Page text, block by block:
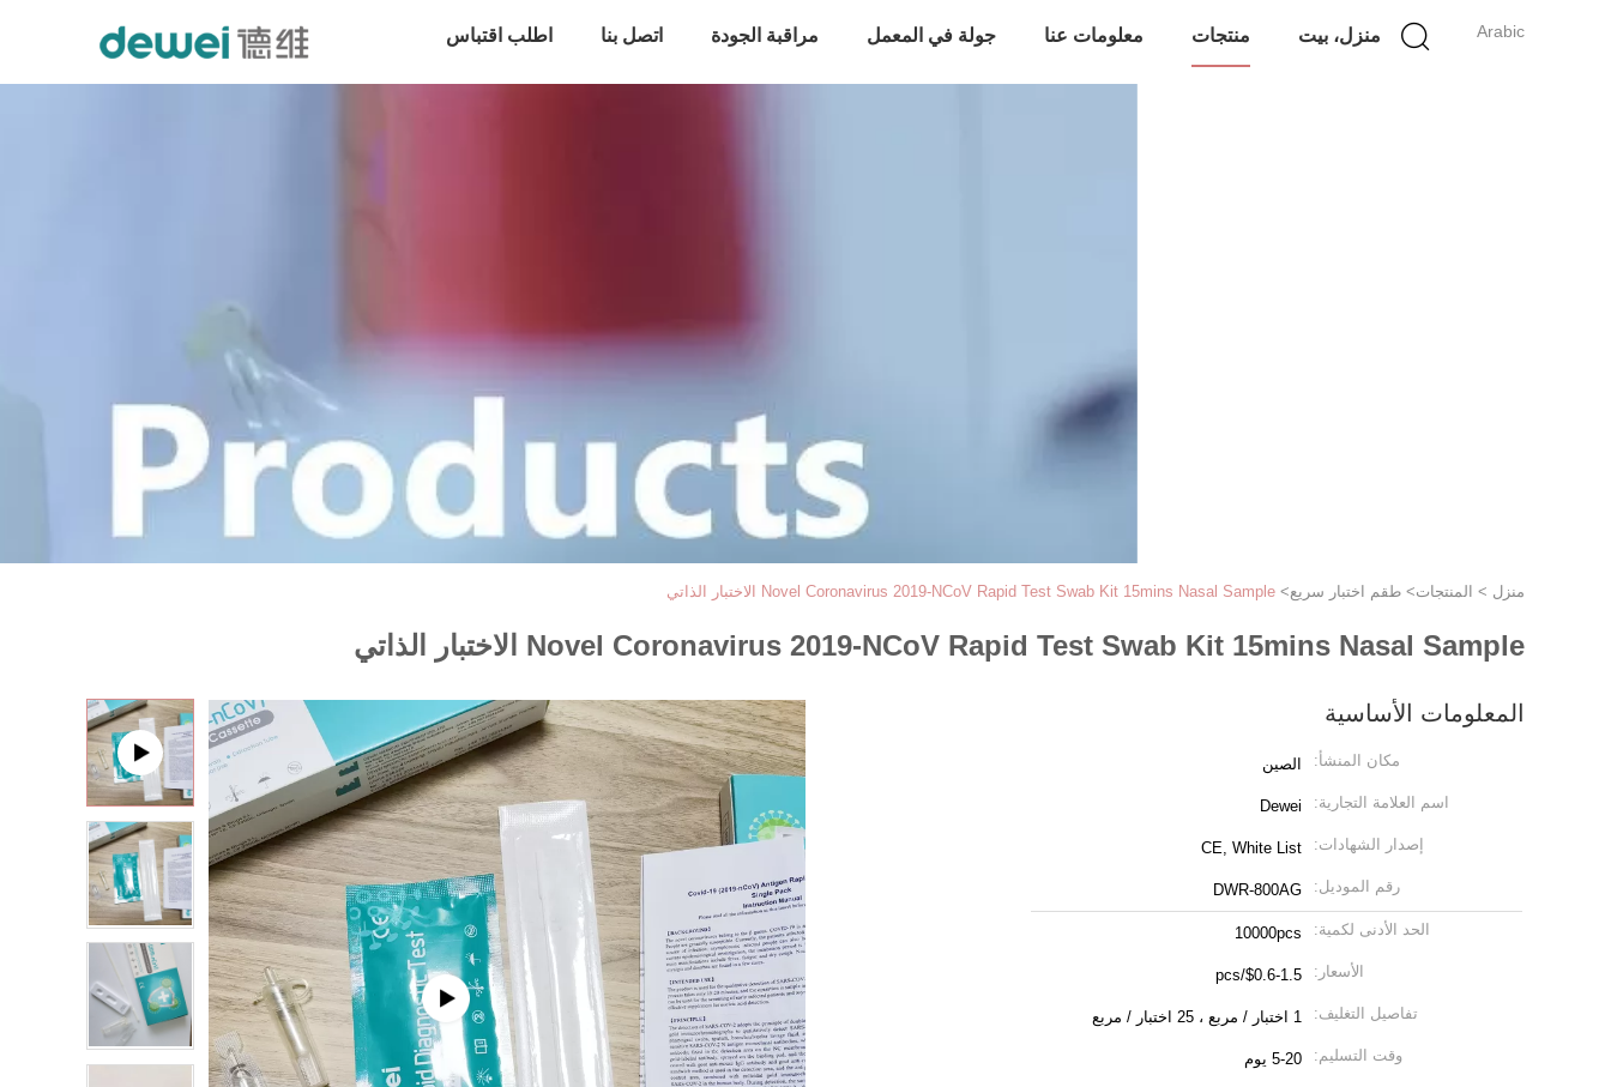
Arabic منزل، بيت منتجات معلومات عنا جولة في المعمل مراقبة الجودة اتصل بنا اطلب اقتباس
منزل > المنتجات> طقم اختبار سريع> Novel Coronavirus 2019-NCoV Rapid Test Swab Kit 15mins Nasal Sample الاختبار الذاتي
Novel Coronavirus 2019-NCoV Rapid Test Swab Kit 15mins Nasal Sample الاختبار الذاتي
المعلومات الأساسية
مكان المنشأ: الصين
اسم العلامة التجارية: Dewei
إصدار الشهادات: CE, White List
رقم الموديل: DWR-800AG
الحد الأدنى لكمية: 10000pcs
الأسعار: $0.6-1.5/pcs
تفاصيل التغليف: 1 اختبار / مربع ، 25 اختبار / مربع
وقت التسليم: 5-20 يوم